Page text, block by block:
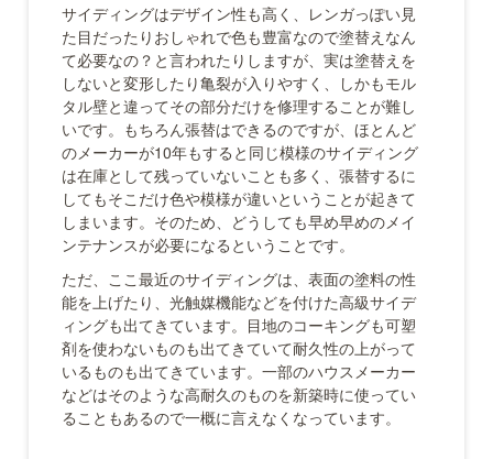
サイディングはデザイン性も高く、レンガっぽい見
た目だったりおしゃれで色も豊富なので塗替えなん
て必要なの？と言われたりしますが、実は塗替えを
しないと変形したり亀裂が入りやすく、しかもモル
タル壁と違ってその部分だけを修理することが難し
いです。もちろん張替はできるのですが、ほとんど
のメーカーが10年もすると同じ模様のサイディング
は在庫として残っていないことも多く、張替するに
してもそこだけ色や模様が違いということが起きて
しまいます。そのため、どうしても早め早めのメイ
ンテナンスが必要になるということです。
ただ、ここ最近のサイディングは、表面の塗料の性
能を上げたり、光触媒機能などを付けた高級サイデ
ィングも出てきています。目地のコーキングも可塑
剤を使わないものも出てきていて耐久性の上がって
いるものも出てきています。一部のハウスメーカー
などはそのような高耐久のものを新築時に使ってい
ることもあるので一概に言えなくなっています。